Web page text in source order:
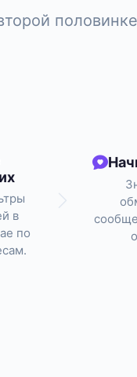
половинке
в
по